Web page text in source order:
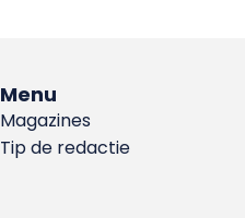
Menu
Magazines
Tip de redactie